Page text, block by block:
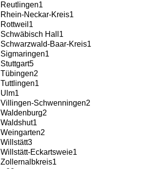
Reutlingen1
Rhein-Neckar-Kreis1
Rottweil 1
Schwäbisch Hall 1
Schwarzwald-Baar-Kreis1
Sigmaringen1
Stuttgart5
Tübingen2
Tuttlingen1
Ulm1
Villingen-Schwenningen2
Waldenburg2
Waldshut1
Weingarten2
Willstätt3
Willstätt-Eckartsweie1
Zollernalbkreis1